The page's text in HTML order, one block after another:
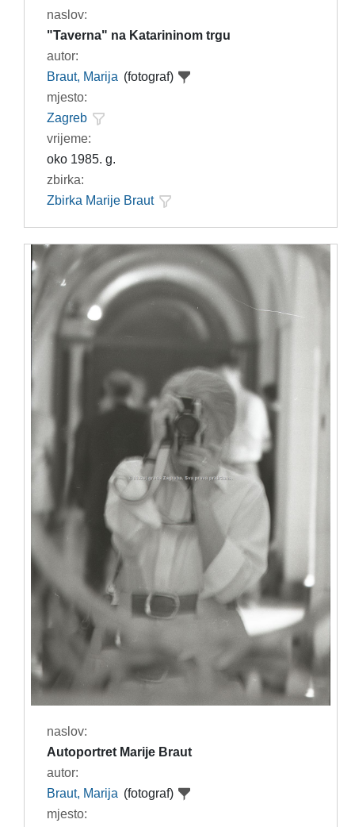
naslov:
"Taverna" na Katarininom trgu
autor:
Braut, Marija (fotograf)
mjesto:
Zagreb
vrijeme:
oko 1985. g.
zbirka:
Zbirka Marije Braut
naslov:
Autoportret Marije Braut
autor:
Braut, Marija (fotograf)
mjesto: